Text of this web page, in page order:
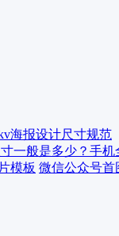
海报设计尺寸规范
一般是多少？手机
微信公众号首